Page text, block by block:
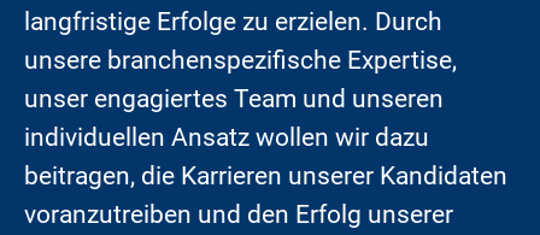
langfristige Erfolge zu erzielen. Durch
unsere branchenspezifische Expertise,
unser engagiertes Team und unseren
individuellen Ansatz wollen wir dazu
beitragen, die Karrieren unserer Kandidaten
voranzutreiben und den Erfolg unserer